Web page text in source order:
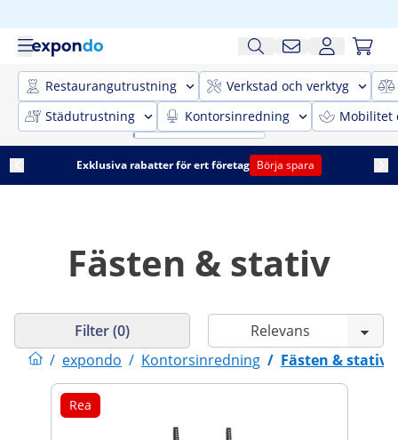
Restaurangutrustning
Verkstad och verktyg
Städutrustning
Kontorsinredning Mobilitet
Exklusiva rabatter för ert företag Börja spara
Fästen & stativ
/ expondo / Kontorsinredning / Fästen & stativ
Filter (0)
Rea